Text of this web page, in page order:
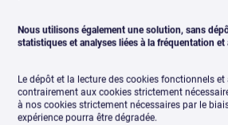
Cela inclut leslikes,
storieset lesclics sur
Et plus votre
Nous utilisons également une solution, sans
statistiques et analyses liées à la fréquentation et
Le dépôt et la lecture des cookies fonctionnels
contrairement aux cookies strictement
à nos cookies strictement nécessaires par le
expérience pourra être dégradée.